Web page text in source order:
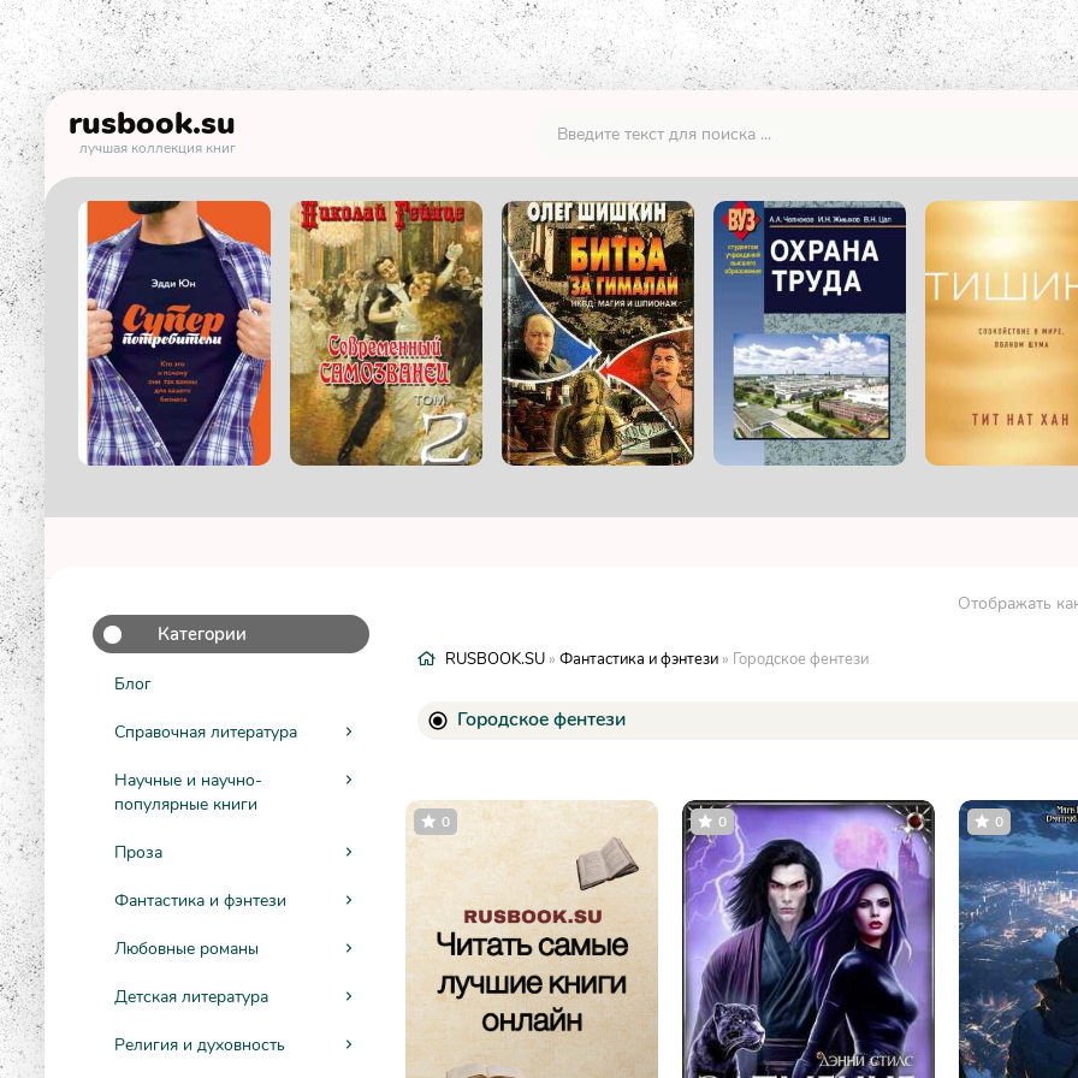
rusbook.su
лучшая коллекция книг
Категории
Блог
Справочная литература
Научные и научно-
популярные книги
Проза
Фантастика и фэнтези
Любовные романы
Детская литература
Религия и духовность
Отображать
RUSBOOK.SU » Фантастика и фэнтези » Городское фентези
Городское фентези
0 0 0